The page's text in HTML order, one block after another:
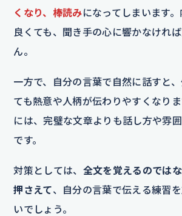
くなり、棒読みになってしまいます
良くても、聞き手の心に響かなけれ
ん。
一方で、自分の言葉で自然に話すと
ても熱意や人柄が伝わりやすくなり
には、完璧な文章よりも話し方や雰
です。
対策としては、 全文を覚えるのでは
押さえて、自分の言葉で伝える練習
いでしょう。